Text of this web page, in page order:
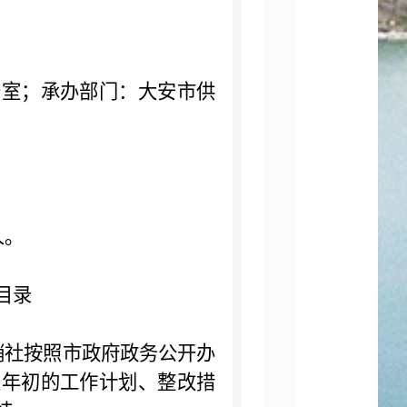
；承办部门：大安市供
录
按照市政府政务公开办
初的工作计划、整改措